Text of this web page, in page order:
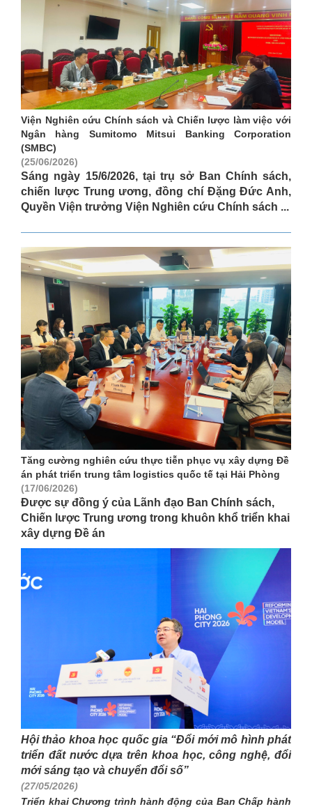
Viện Nghiên cứu Chính sách và Chiến lược làm việc với
Ngân hàng Sumitomo Mitsui Banking Corporation
(SMBC)
(25/06/2026)
Sáng ngày 15/6/2026, tại trụ sở Ban Chính sách,
chiến lược Trung ương, đồng chí Đặng Đức Anh,
Quyền Viện trưởng Viện Nghiên cứu Chính sách ...
Tăng cường nghiên cứu thực tiễn phục vụ xây dựng Đề
án phát triển trung tâm logistics quốc tế tại Hải Phòng
(17/06/2026)
Được sự đồng ý của Lãnh đạo Ban Chính sách,
Chiến lược Trung ương trong khuôn khổ triển khai
xây dựng Đề án
Hội thảo khoa học quốc gia “Đổi mới mô hình phát
triển đất nước dựa trên khoa học, công nghệ, đổi
mới sáng tạo và chuyển đổi số”
(27/05/2026)
Triển khai Chương trình hành động của Ban Chấp hành